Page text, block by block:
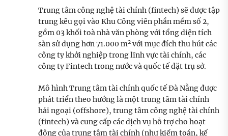
Trung tâm công nghệ tài chính (fintech) sẽ được tập
trung kêu gọi vào Khu Công viên phần mềm số 2,
gồm 03 khối toà nhà văn phòng với tổng diện tích
sàn sử dụng hơn 71.000 m2 với mục đích thu hút các
công ty khởi nghiệp trong lĩnh vực tài chính, các
công ty Fintech trong nước và quốc tế đặt trụ sở.
Mô hình Trung tâm tài chính quốc tế Đà Nẵng được
phát triển theo hướng là một trung tâm tài chính
hải ngoại (offshore), trung tâm công nghệ tài chính
(fintech) và cung cấp các dịch vụ hỗ trợ cho hoạt
động của trung tâm tài chính (như kiểm toán, kế